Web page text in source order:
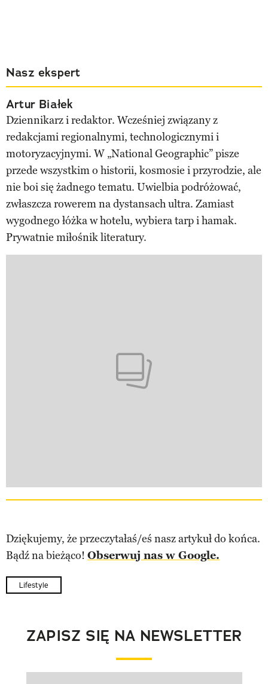
Nasz ekspert
Artur Białek
Dziennikarz i redaktor. Wcześniej związany z
redakcjami regionalnymi, technologicznymi i
motoryzacyjnymi. W „National Geographic” pisze
przede wszystkim o historii, kosmosie i przyrodzie, ale
nie boi się żadnego tematu. Uwielbia podróżować,
zwłaszcza rowerem na dystansach ultra. Zamiast
wygodnego łóżka w hotelu, wybiera tarp i hamak.
Prywatnie miłośnik literatury.
Dziękujemy, że przeczytałaś/eś nasz artykuł do końca.
Bądź na bieżąco! Obserwuj nas w Google.
Lifestyle
ZAPISZ SIĘ NA NEWSLETTER